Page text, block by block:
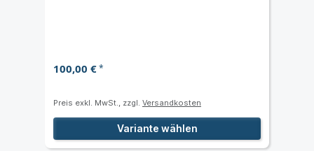
100,00 €*
Preis exkl. MwSt., zzgl. Versandkosten
Variante wählen